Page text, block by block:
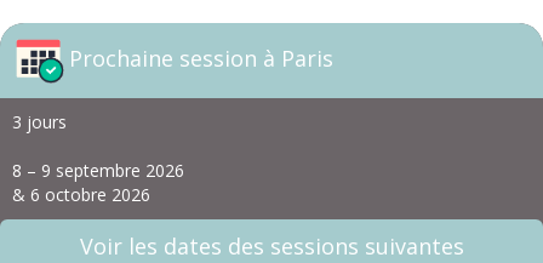
Prochaine session à Paris
3 jours
8 – 9 septembre 2026
& 6 octobre 2026
Voir les dates des sessions suivantes